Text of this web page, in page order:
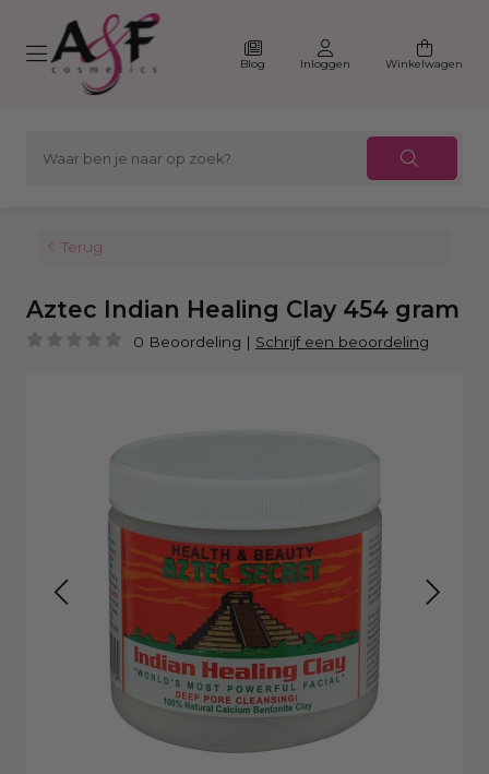
Blog Inloggen Winkelwagen
Terug
Aztec Indian Healing Clay 454 gram
0 Beoordeling | Schrijf een beoordeling